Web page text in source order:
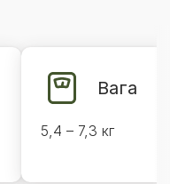
Вага
5,4 – 7,3 кг